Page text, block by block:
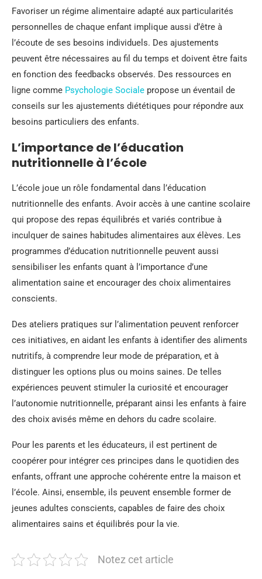
Favoriser un régime alimentaire adapté aux particularités
personnelles de chaque enfant implique aussi d’être à
l’écoute de ses besoins individuels. Des ajustements
peuvent être nécessaires au fil du temps et doivent être faits
en fonction des feedbacks observés. Des ressources en
ligne comme Psychologie Sociale propose un éventail de
conseils sur les ajustements diététiques pour répondre aux
besoins particuliers des enfants.
L’importance de l’éducation
nutritionnelle à l’école
L’école joue un rôle fondamental dans l’éducation
nutritionnelle des enfants. Avoir accès à une cantine scolaire
qui propose des repas équilibrés et variés contribue à
inculquer de saines habitudes alimentaires aux élèves. Les
programmes d’éducation nutritionnelle peuvent aussi
sensibiliser les enfants quant à l’importance d’une
alimentation saine et encourager des choix alimentaires
conscients.
Des ateliers pratiques sur l’alimentation peuvent renforcer
ces initiatives, en aidant les enfants à identifier des aliments
nutritifs, à comprendre leur mode de préparation, et à
distinguer les options plus ou moins saines. De telles
expériences peuvent stimuler la curiosité et encourager
l’autonomie nutritionnelle, préparant ainsi les enfants à faire
des choix avisés même en dehors du cadre scolaire.
Pour les parents et les éducateurs, il est pertinent de
coopérer pour intégrer ces principes dans le quotidien des
enfants, offrant une approche cohérente entre la maison et
l’école. Ainsi, ensemble, ils peuvent ensemble former de
jeunes adultes conscients, capables de faire des choix
alimentaires sains et équilibrés pour la vie.
Notez cet article